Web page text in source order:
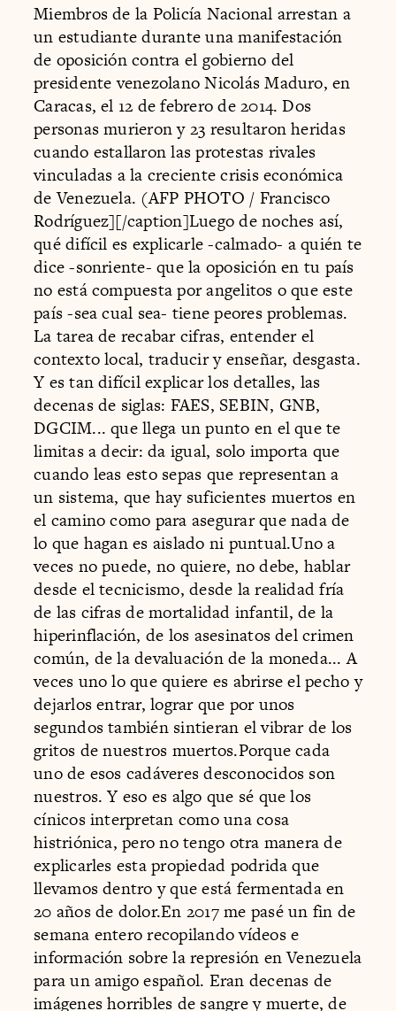
Miembros de la Policía Nacional arrestan a
un estudiante durante una manifestación
de oposición contra el gobierno del
presidente venezolano Nicolás Maduro, en
Caracas, el 12 de febrero de 2014. Dos
personas murieron y 23 resultaron heridas
cuando estallaron las protestas rivales
vinculadas a la creciente crisis económica
de Venezuela. (AFP PHOTO / Francisco
Rodríguez][/caption]Luego de noches así,
qué difícil es explicarle -calmado- a quién te
dice -sonriente- que la oposición en tu país
no está compuesta por angelitos o que este
país -sea cual sea- tiene peores problemas.
La tarea de recabar cifras, entender el
contexto local, traducir y enseñar, desgasta.
Y es tan difícil explicar los detalles, las
decenas de siglas: FAES, SEBIN, GNB,
DGCIM... que llega un punto en el que te
limitas a decir: da igual, solo importa que
cuando leas esto sepas que representan a
un sistema, que hay suficientes muertos en
el camino como para asegurar que nada de
lo que hagan es aislado ni puntual.Uno a
veces no puede, no quiere, no debe, hablar
desde el tecnicismo, desde la realidad fría
de las cifras de mortalidad infantil, de la
hiperinflación, de los asesinatos del crimen
común, de la devaluación de la moneda... A
veces uno lo que quiere es abrirse el pecho y
dejarlos entrar, lograr que por unos
segundos también sintieran el vibrar de los
gritos de nuestros muertos.Porque cada
uno de esos cadáveres desconocidos son
nuestros. Y eso es algo que sé que los
cínicos interpretan como una cosa
histriónica, pero no tengo otra manera de
explicarles esta propiedad podrida que
llevamos dentro y que está fermentada en
20 años de dolor.En 2017 me pasé un fin de
semana entero recopilando vídeos e
información sobre la represión en Venezuela
para un amigo español. Eran decenas de
imágenes horribles de sangre y muerte, de